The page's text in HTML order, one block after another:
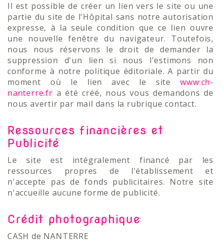
Il est possible de créer un lien vers le site ou une
partie du site de l'Hôpital sans notre autorisation
expresse, à la seule condition que ce lien ouvre
une nouvelle fenêtre du navigateur. Toutefois,
nous nous réservons le droit de demander la
suppression d'un lien si nous l'estimons non
conforme à notre politique éditoriale. A partir du
moment où le lien avec le sitewww.ch-
nanterre.fr a été créé, nous vous demandons de
nous avertir par mail dans la rubrique contact.
Ressources financières et
Publicité
Le site est intégralement financé par les
ressources propres de l'établissement et
n'accepte pas de fonds publicitaires. Notre site
n'accueille aucune forme de publicité.
Crédit photographique
CASH de NANTERRE